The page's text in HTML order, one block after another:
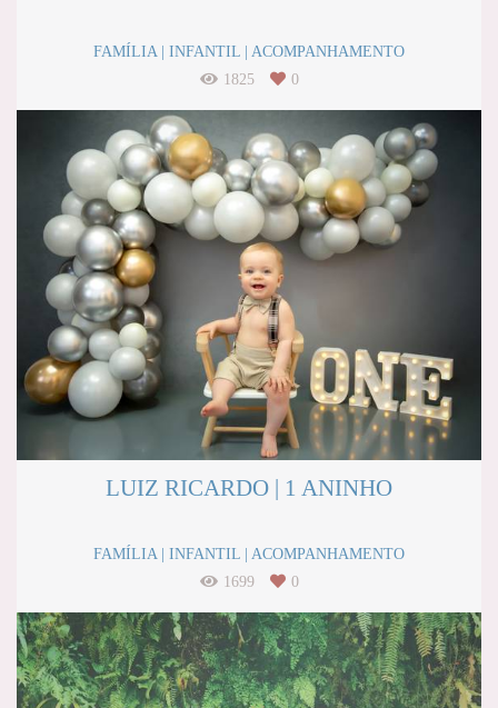
FAMÍLIA | INFANTIL | ACOMPANHAMENTO
1825
0
LUIZ RICARDO | 1 ANINHO
FAMÍLIA | INFANTIL | ACOMPANHAMENTO
1699
0